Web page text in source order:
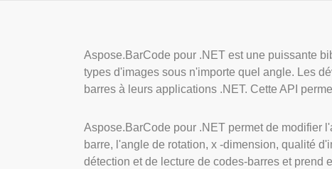
Aspose.BarCode pour .NET est une puissante
types d'images sous n'importe quel angle. Les
barres à leurs applications .NET. Cette API
Aspose.BarCode pour .NET permet de modifier
barre, l'angle de rotation, x -dimension, qualité
détection et de lecture de codes-barres et prend